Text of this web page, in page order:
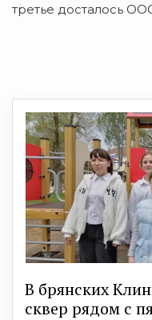
третье досталось
В брянских
сквер рядом с